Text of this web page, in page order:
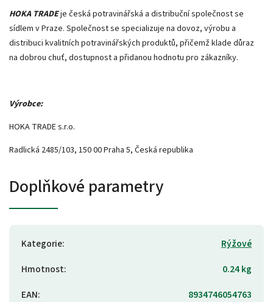
HOKA TRADEje česká potravinářská a distribuční společnost se
sídlem v Praze. Společnost se specializuje na dovoz, výrobu a
distribuci kvalitních potravinářských produktů, přičemž klade důraz
na dobrou chuť, dostupnost a přidanou hodnotu pro zákazníky.
Výrobce:
HOKA TRADE s.r.o.
Radlická 2485/103, 150 00 Praha 5, Česká republika
Doplňkové parametry
Kategorie:
Rýžové
Hmotnost:
0.24 kg
EAN:
8934746054763